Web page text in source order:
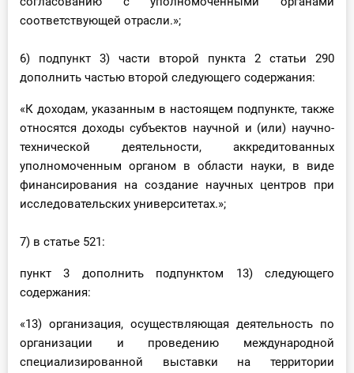
соответствующей отрасли.»;
6) подпункт 3) части второй пункта 2 статьи 290
дополнить частью второй следующего содержания:
«К доходам, указанным в настоящем подпункте, также
относятся доходы субъектов научной и (или) научно-
технической деятельности, аккредитованных
уполномоченным органом в области науки, в виде
финансирования на создание научных центров при
исследовательских университетах.»;
7) в статье 521:
пункт 3 дополнить подпунктом 13) следующего
содержания:
«13) организация, осуществляющая деятельность по
организации и проведению международной
специализированной выставки на территории